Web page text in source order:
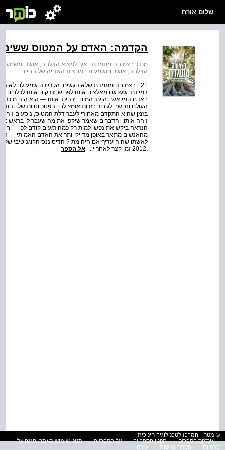
שלום אורח
הקדמה: האדם על המטוס
מתוך:בצמיחה מתמדת : איך למצוא הצלחה, אושר
הצלחה, אושר ומשמעות במחצית השנייה של החיים
21׀ בצמיחה מתמדת שלא הגשים, הקריירה שמעולם
דמיינתי שעכשיו מאלצים אותו לפרוש, זורקים אותו
באדם המיואש . הייתי המום : זיהיתי אותו — הוא היה
העולם ונחשב לגיבור בזכות אומץ לבו והפטריוטיות שלו
בזמן שהוא התקדם מאחורי לעבר דלת המטוס, נוסעים
זיהה אותו, והדברים שאמר שיקפו את מה שעבר לי בראש :
הנראה ביקש את נפשו למות רק כמה רגעים קודם לכן —
מהאנשים מתאר באופן מדויק יותר את האדם האמיתי —
לאשתו שהיה עדיף אם היה מת ? הדיסוננס הקוגניטיבי
אל הספר
© מטח - המרכז לטכנולוגיה חינוכית
אינדקס הספרים
תקנון הספרייה על הספרייה
תנאי שימוש באתר והגנה על
פרטיות
הסדרי נגישות עזרה